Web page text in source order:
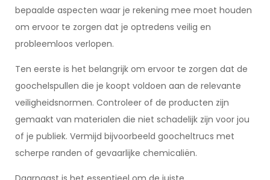
bepaalde aspecten waar je rekening mee moet houden
om ervoor te zorgen dat je optredens veilig en
probleemloos verlopen.
Ten eerste is het belangrijk om ervoor te zorgen dat de
goochelspullen die je koopt voldoen aan de relevante
veiligheidsnormen. Controleer of de producten zijn
gemaakt van materialen die niet schadelijk zijn voor jou
of je publiek. Vermijd bijvoorbeeld goocheltrucs met
scherpe randen of gevaarlijke chemicaliën.